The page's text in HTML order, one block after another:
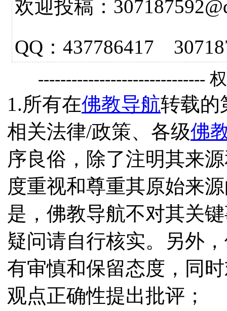
欢迎投稿：
QQ：437786417
------------------------------
1.所有在佛教导航转载的
相关法律/政策、各级佛
序良俗，除了注明其来
度重视和尊重其原始来
是，佛教导航不对其关
疑问请自行核实。另外
有审慎和保留态度，同
观点正确性提出批评；